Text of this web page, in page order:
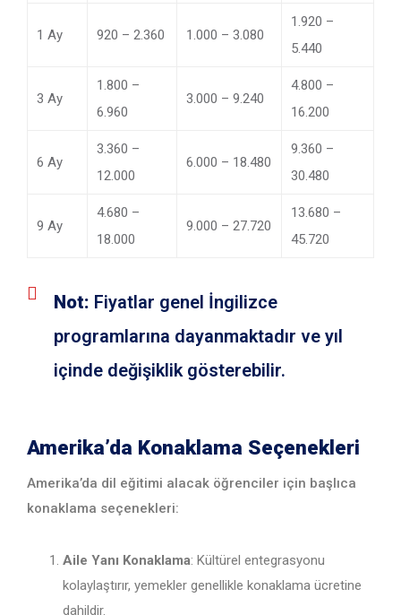
1 Ay 920 – 2.360 1.000 – 3.080
1.920 –
5.440
3 Ay
1.800 –
6.960
3.000 – 9.240
4.800 –
16.200
6 Ay
3.360 –
12.000
6.000 – 18.480
9.360 –
30.480
9 Ay
4.680 –
18.000
9.000 – 27.720
13.680 –
45.720
Not: Fiyatlar genel İngilizce
programlarına dayanmaktadır ve yıl
içinde değişiklik gösterebilir.
Amerika’da Konaklama Seçenekleri
Amerika’da dil eğitimi alacak öğrenciler için başlıca
konaklama seçenekleri:
Aile Yanı Konaklama: Kültürel entegrasyonu
kolaylaştırır, yemekler genellikle konaklama ücretine
dahildir.